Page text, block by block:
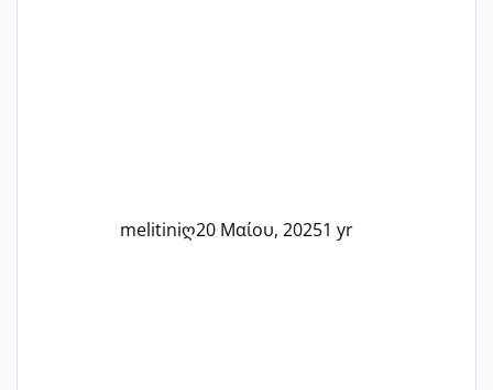
melitiniღ20 Μαίου, 20251 yr